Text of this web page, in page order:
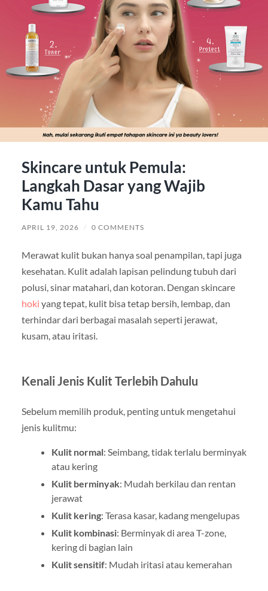
Skincare untuk Pemula:
Langkah Dasar yang Wajib
Kamu Tahu
APRIL 19, 2026 / 0 COMMENTS
Merawat kulit bukan hanya soal penampilan, tapi juga
kesehatan. Kulit adalah lapisan pelindung tubuh dari
polusi, sinar matahari, dan kotoran. Dengan skincare
hoki yang tepat, kulit bisa tetap bersih, lembap, dan
terhindar dari berbagai masalah seperti jerawat,
kusam, atau iritasi.
Kenali Jenis Kulit Terlebih Dahulu
Sebelum memilih produk, penting untuk mengetahui
jenis kulitmu:
Kulit normal: Seimbang, tidak terlalu berminyak
atau kering
Kulit berminyak: Mudah berkilau dan rentan
jerawat
Kulit kering: Terasa kasar, kadang mengelupas
Kulit kombinasi: Berminyak di area T-zone,
kering di bagian lain
Kulit sensitif: Mudah iritasi atau kemerahan